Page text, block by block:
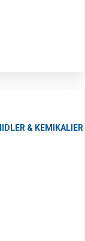
& KEMIKALIER